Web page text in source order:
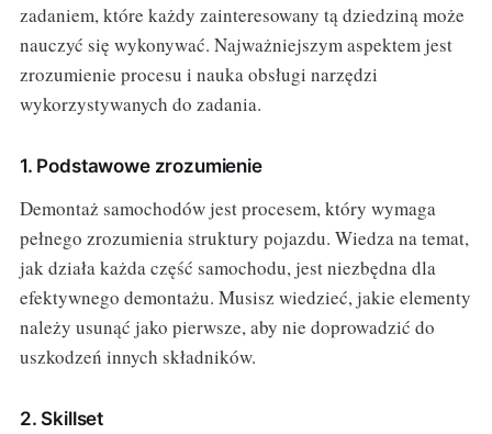
zadaniem, które każdy zainteresowany tą dziedziną może
nauczyć się wykonywać. Najważniejszym aspektem jest
zrozumienie procesu i nauka obsługi narzędzi
wykorzystywanych do zadania.
1. Podstawowe zrozumienie
Demontaż samochodów jest procesem, który wymaga
pełnego zrozumienia struktury pojazdu. Wiedza na temat,
jak działa każda część samochodu, jest niezbędna dla
efektywnego demontażu. Musisz wiedzieć, jakie elementy
należy usunąć jako pierwsze, aby nie doprowadzić do
uszkodzeń innych składników.
2. Skillset